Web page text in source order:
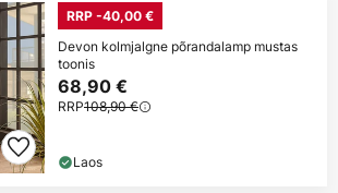
RRP -40,00 €
Devon kolmjalgne põrandalamp mustas
toonis
68,90 €
RRP108,90 €
Laos